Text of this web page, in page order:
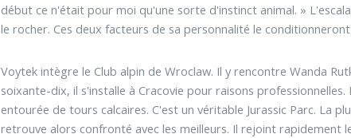
début ce n'était pour moi qu'une sorte d'instinct animal. »
le rocher. Ces deux facteurs de sa personnalité le
Voytek intègre le Club alpin de Wroclaw. Il y rencontre Wanda
soixante-dix, il s'installe à Cracovie pour raisons
entourée de tours calcaires. C'est un véritable Jurassic Parc. La
retrouve alors confronté avec les meilleurs. Il rejoint rapidement